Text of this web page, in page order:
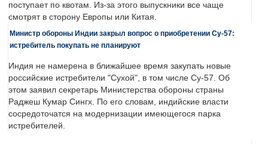
поступает по квотам. Из-за этого выпускники все чаще
смотрят в сторону Европы или Китая.
Министр обороны Индии закрыл вопрос о приобретении Су-57:
истребитель покупать не планируют
Индия не намерена в ближайшее время закупать новые
российские истребители "Сухой", в том числе Су-57. Об
этом заявил секретарь Министерства обороны страны
Раджеш Кумар Сингх. По его словам, индийские власти
сосредоточатся на модернизации имеющегося парка
истребителей.